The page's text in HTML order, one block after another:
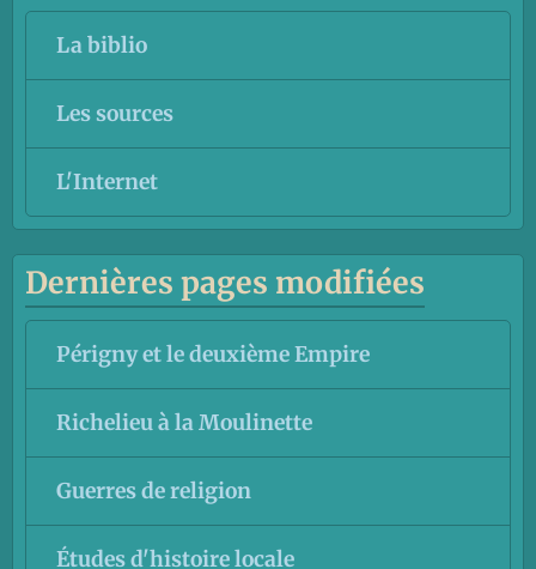
La biblio
Les sources
L'Internet
Dernières pages modifiées
Périgny et le deuxième Empire
Richelieu à la Moulinette
Guerres de religion
Études d'histoire locale